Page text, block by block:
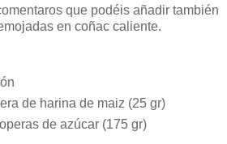
que podéis añadir también
en coñac caliente.
de harina de maiz (25 gr)
de azúcar (175 gr)